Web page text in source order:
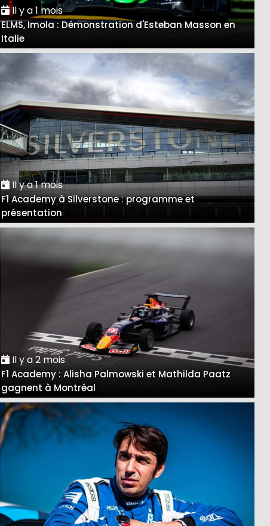
Il y a 1 mois
ELMS, Imola : Démonstration d'Esteban Masson en
Italie
Il y a 1 mois
F1 Academy à Silverstone : programme et
présentation
Il y a 2 mois
F1 Academy : Alisha Palmowski et Mathilda Paatz
gagnent à Montréal